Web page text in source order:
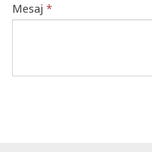
Mesaj *